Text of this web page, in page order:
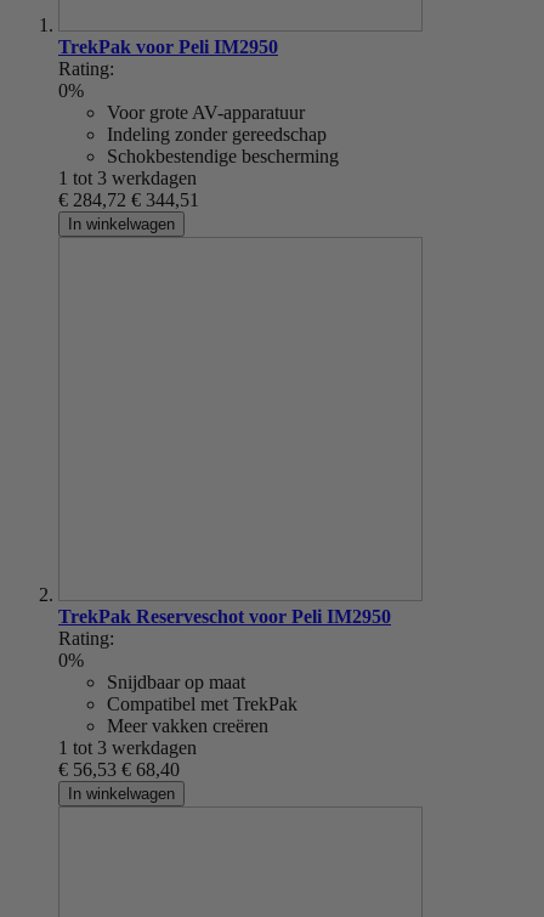
TrekPak voor Peli IM2950
Rating:
0%
Voor grote AV-apparatuur
Indeling zonder gereedschap
Schokbestendige bescherming
1 tot 3 werkdagen
€ 284,72 € 344,51
In winkelwagen
TrekPak Reserveschot voor Peli IM2950
Rating:
0%
Snijdbaar op maat
Compatibel met TrekPak
Meer vakken creëren
1 tot 3 werkdagen
€ 56,53 € 68,40
In winkelwagen